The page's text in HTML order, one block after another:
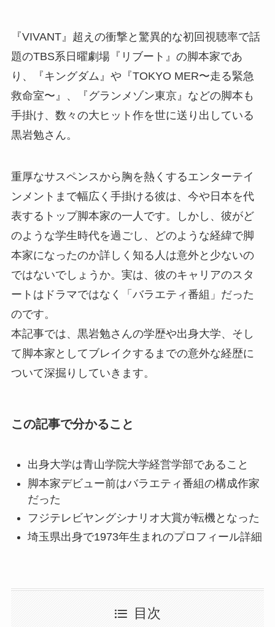
『VIVANT』超えの衝撃と驚異的な初回視聴率で話
題のTBS系日曜劇場『リブート』の脚本家であ
り、『キングダム』や『TOKYO MER〜走る緊急
救命室〜』、『グランメゾン東京』などの脚本も
手掛け、数々の大ヒット作を世に送り出している
黒岩勉さん。
重厚なサスペンスから胸を熱くするエンターテイ
ンメントまで幅広く手掛ける彼は、今や日本を代
表するトップ脚本家の一人です。しかし、彼がど
のような学生時代を過ごし、どのような経緯で脚
本家になったのか詳しく知る人は意外と少ないの
ではないでしょうか。実は、彼のキャリアのスタ
ートはドラマではなく「バラエティ番組」だった
のです。
本記事では、黒岩勉さんの学歴や出身大学、そし
て脚本家としてブレイクするまでの意外な経歴に
ついて深掘りしていきます。
この記事で分かること
出身大学は青山学院大学経営学部であること
脚本家デビュー前はバラエティ番組の構成作家
だった
フジテレビヤングシナリオ大賞が転機となった
埼玉県出身で1973年生まれのプロフィール詳細
目次